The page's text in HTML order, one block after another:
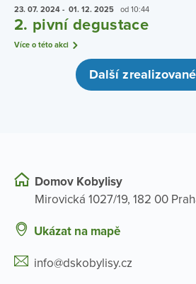
23. 07. 2024 - 01. 12. 2025 od 10:44
2. pivní degustace
Více o této akci
Další
Domov Kobylisy
Mirovická 1027/19, 182 00
Ukázat na mapě
info@dskobylisy.cz